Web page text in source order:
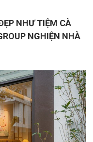
NHƯ TIỆM CÀ
NGHIỆN NHÀ